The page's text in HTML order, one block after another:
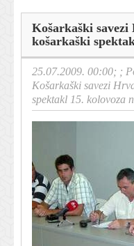
Košarkaški
košarkaški
25.07.2009. 00:00; ;
Košarkaški savezi
spektakl 15. kolovoza